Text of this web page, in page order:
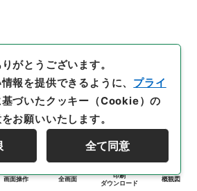
画面操作 全画面
印刷
ダウンロード
概観図
がとうございます。
報を提供できるように、 プライ
基づいたクッキー（Cookie）の
お願いいたします。
全て同意